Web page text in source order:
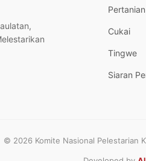
Pertanian
Cukai
Tingwe
Siaran
© 2026 Komite Nasional Pelestarian